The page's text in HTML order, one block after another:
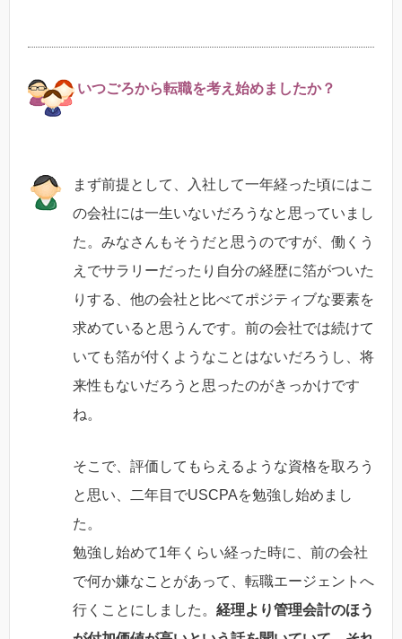
いつごろから転職を考え始めましたか？
まず前提として、入社して一年経った頃にはこ
の会社には一生いないだろうなと思っていまし
た。みなさんもそうだと思うのですが、働くう
えでサラリーだったり自分の経歴に箔がついた
りする、他の会社と比べてポジティブな要素を
求めていると思うんです。前の会社では続けて
いても箔が付くようなことはないだろうし、将
来性もないだろうと思ったのがきっかけです
ね。
そこで、評価してもらえるような資格を取ろう
と思い、二年目でUSCPAを勉強し始めまし
た。
勉強し始めて1年くらい経った時に、前の会社
で何か嫌なことがあって、転職エージェントへ
行くことにしました。 経理より管理会計のほう